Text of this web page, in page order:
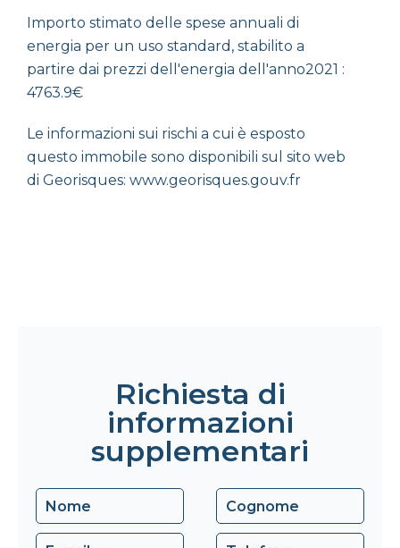
Importo stimato delle spese annuali di
energia per un uso standard, stabilito a
partire dai prezzi dell'energia dell'anno2021 :
4763.9€
Le informazioni sui rischi a cui è esposto
questo immobile sono disponibili sul sito web
di Georisques: www.georisques.gouv.fr
Richiesta di
informazioni
supplementari